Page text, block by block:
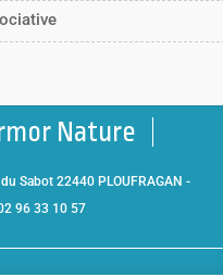
Nature
Sabot 22440 PLOUFRAGAN -
96 33 10 57